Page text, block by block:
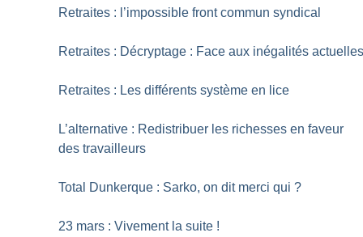
Retraites : l’impossible front commun syndical
Retraites : Décryptage : Face aux inégalités
Retraites : Les différents système en lice
L’alternative : Redistribuer les richesses en faveur
des travailleurs
Total Dunkerque : Sarko, on dit merci qui ?
23 mars : Vivement la suite !